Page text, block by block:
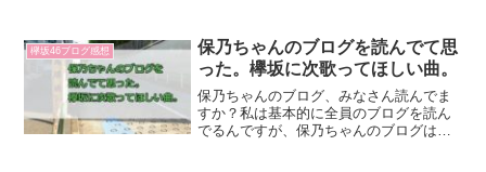
んMCなら絶対楽しいですよね（笑）理佐
が頭にあごをの...
欅坂46ブログ感想
保乃ちゃんのブログを読んでて思
った。欅坂に次歌ってほしい曲。
保乃ちゃんのブログ、みなさん読んでま
すか？私は基本的に全員のブログを読ん
でるんですが、保乃ちゃんのブログはち